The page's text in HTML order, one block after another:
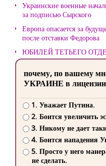
Украинские военные
за подписью Сырского
Европа опасается за
после отставки Федорова
ЮБИЛЕЙ ТЕТЬЕГО
почему, по вашему
УКРАИНЕ в лицензии
1. Уважает Путина.
2. Боится увеличить
3. Никому не дает
4. Боится
5. Просто у него
не сделать.